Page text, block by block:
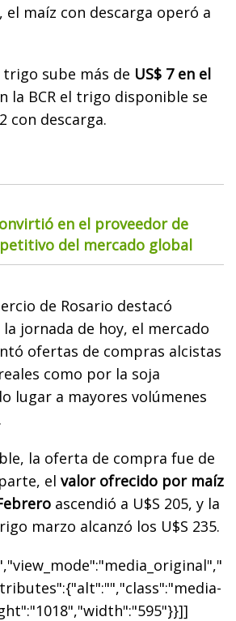
el maíz con descarga operó a
sube más de US$ 7 en el
la BCR el trigo disponible se
con descarga.
en el proveedor de
del mercado global
de Rosario destacó
jornada de hoy, el mercado
ofertas de compras alcistas
como por la soja
lugar a mayores volúmenes
la oferta de compra fue de
el valor ofrecido por maíz
ascendió a U$S 205, y la
marzo alcanzó los U$S 235.